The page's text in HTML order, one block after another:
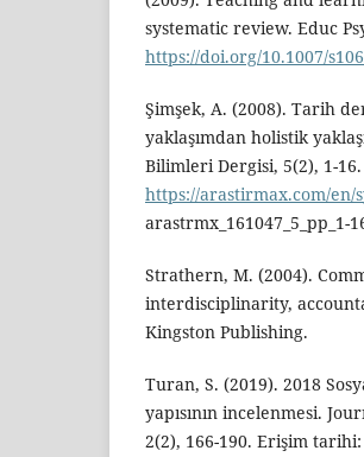
systematic review. Educ
https://doi.org/10.1007/
Şimşek, A. (2008). Tarih
yaklaşımdan holistik
Bilimleri Dergisi, 5(2), 1-
https://arastirmax.com/en/
arastrmx_161047_5_pp_1-
Strathern, M. (2004).
interdisciplinarity,
Kingston Publishing.
Turan, S. (2019). 2018
yapısının incelenmesi.
2(2), 166-190. Erişim